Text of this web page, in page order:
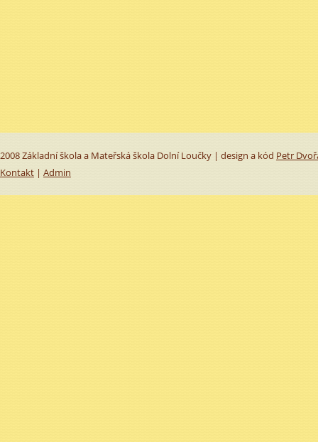
2008 Základní škola a Mateřská škola Dolní Loučky | design a kód Petr
Kontakt | Admin